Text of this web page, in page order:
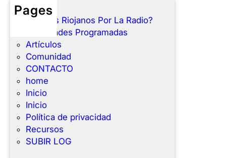
Pages
¿Que es Riojanos Por La Radio?
Actividades Programadas
Artículos
Comunidad
CONTACTO
home
Inicio
Inicio
Política de privacidad
Recursos
SUBIR LOG